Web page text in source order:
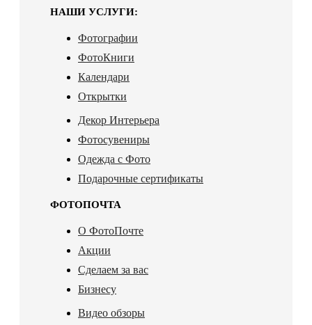
НАШИ УСЛУГИ:
Фотографии
ФотоКниги
Календари
Открытки
Декор Интерьера
Фотосувениры
Одежда с Фото
Подарочные сертификаты
ФОТОПОЧТА
О ФотоПочте
Акции
Сделаем за вас
Бизнесу
Видео обзоры